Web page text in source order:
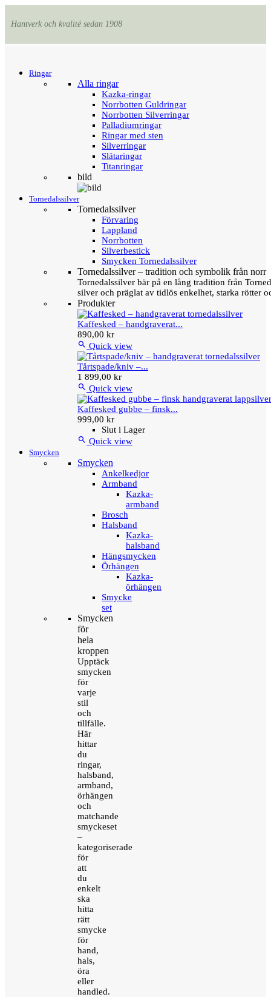
Hantverk och kvalité sedan 1908
Ringar
Alla ringar
Kazka-ringar
Norrbotten Guldringar
Norrbotten Silverringar
Palladiumringar
Ringar med sten
Silverringar
Slätaringar
Titanringar
bild
Tornedalssilver
Tornedalssilver
Förvaring
Lappland
Norrbotten
Silverbestick
Smycken Tornedalssilver
Tornedalssilver – tradition och symbolik från norr
Tornedalssilver bär på en lång tradition från
silver och präglat av tidlös enkelhet, starka rötter
Produkter
Kaffesked – handgraverat...
890,00 kr
 Quick view
Tårtspade/kniv –...
1 899,00 kr
 Quick view
Kaffesked gubbe – finsk...
999,00 kr
Slut i Lager
 Quick view
Smycken
Smycken
Ankelkedjor
Armband
Kazka-
armband
Brosch
Halsband
Kazka-
halsband
Hängsmycken
Örhängen
Kazka-
örhängen
Smycke
set
Smycken
för
hela
kroppen
Upptäck
smycken
för
varje
stil
och
tillfälle.
Här
hittar
du
ringar,
halsband,
armband,
örhängen
och
matchande
smyckeset
–
kategoriserade
för
att
du
enkelt
ska
hitta
rätt
smycke
för
hand,
hals,
öra
eller
handled.